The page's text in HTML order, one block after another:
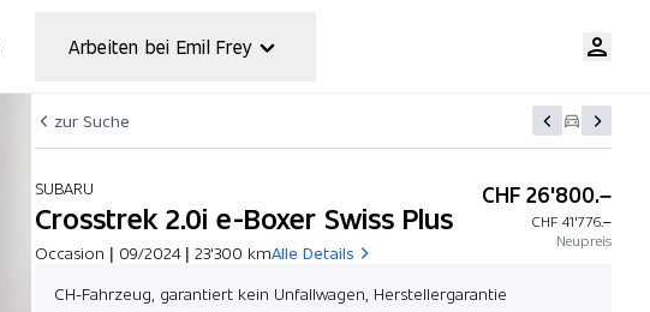
Arbeiten bei Emil Frey
zur Suche
SUBARU
Crosstrek 2.0i e-Boxer Swiss Plus
Occasion | 09/2024 | 23'300 kmAlle Details
CHF 26'800.–
CHF 41'776.–
Neupreis
CH-Fahrzeug, garantiert kein Unfallwagen, Herstellergarantie